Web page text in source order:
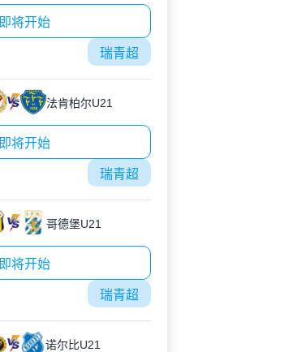
即将开始
瑞青超
法肯柏尔U21
即将开始
瑞青超
哥德堡U21
即将开始
瑞青超
诺尔比U21